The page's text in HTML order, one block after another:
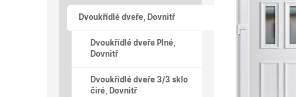
Dvoukřídlé dveře, Dovnitř
Dvoukřídlé dveře Plné,
Dovnitř
Dvoukřídlé dveře 3/3 sklo
čiré, Dovnitř